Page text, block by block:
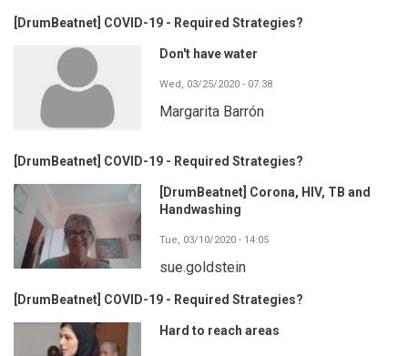
[DrumBeatnet] COVID-19 - Required Strategies?
Don't have water
Wed, 03/25/2020 - 07:38
Margarita Barrón
[DrumBeatnet] COVID-19 - Required Strategies?
[DrumBeatnet] Corona, HIV, TB and
Handwashing
Tue, 03/10/2020 - 14:05
sue.goldstein
[DrumBeatnet] COVID-19 - Required Strategies?
Hard to reach areas